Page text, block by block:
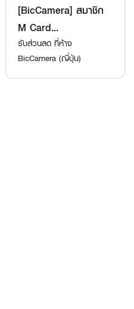
[BicCamera] สมาชิก
M Card...
รับส่วนลด ที่ห้าง
BicCamera (ญี่ปุ่น)